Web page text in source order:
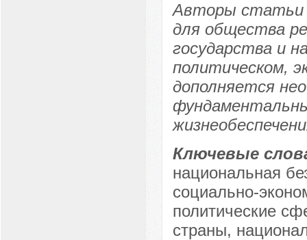
Авторы статьи
для общества
государства и
политическом,
дополняется
Ключевые
национальная
социально-
политические
страны,